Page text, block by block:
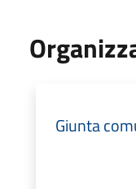
Giunta